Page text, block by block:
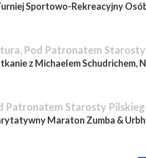
Sportowo-Rekreacyjny
, Pod Patronatem
z Michaelem Schudrichem,
Patronatem Starosty
Maraton Zumba &